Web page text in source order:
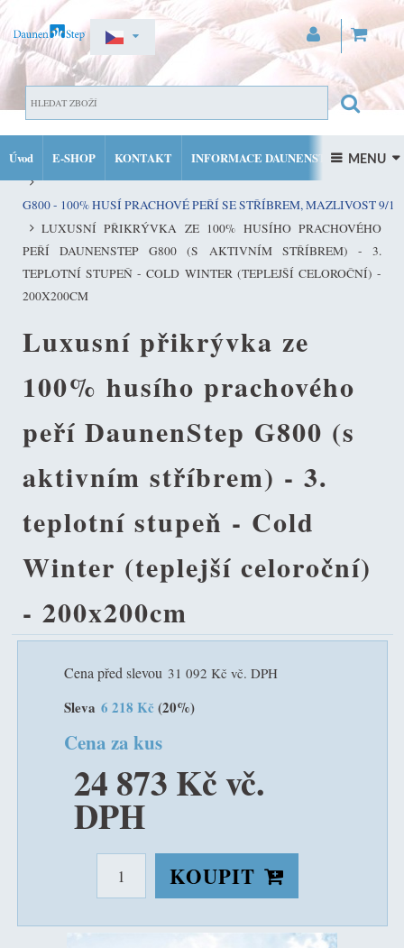
PŘIHLÁSIT SE
Úvod E-SHOP KONTAKT INFORMACE DAUNENSTEP
FACEBOOK INSTAGRAM
 MENU 
DOMŮ
KVALITNÍ PEŘINY ZE 100% PRACHOVÉHO PEŘÍ DAUNENSTEP
G800 - 100% HUSÍ PRACHOVÉ PEŘÍ SE STŘÍBREM, MAZLIVOST 9/10
LUXUSNÍ PŘIKRÝVKA ZE 100% HUSÍHO PRACHOVÉHO
PEŘÍ DAUNENSTEP G800 (S AKTIVNÍM STŘÍBREM) - 3.
TEPLOTNÍ STUPEŇ - COLD WINTER (TEPLEJŠÍ CELOROČNÍ) -
200X200CM
Luxusní přikrývka ze
100% husího prachového
peří DaunenStep G800 (s
aktivním stříbrem) - 3.
teplotní stupeň - Cold
Winter (teplejší celoroční)
- 200x200cm
Cena před slevou 31 092 Kč vč. DPH
Sleva 6 218 Kč (20%)
Cena za kus
24 873 Kč vč.
DPH
KOUPIT